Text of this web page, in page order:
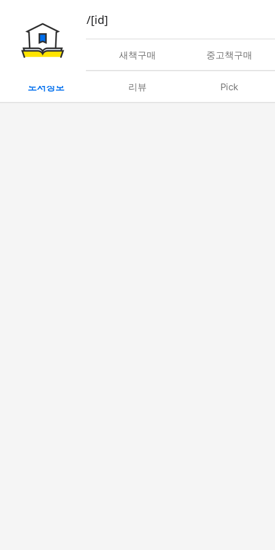
book/rent/[id]
대여 새책구매 중고책구매
도서정보 리뷰 Pick